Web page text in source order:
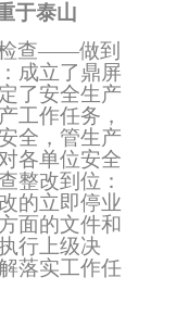
于泰山
查——做到
成立了鼎屏
了安全生产
工作任务，
全，管生产
各单位安全
整改到位：
的立即停业
面的文件和
行上级决
落实工作任